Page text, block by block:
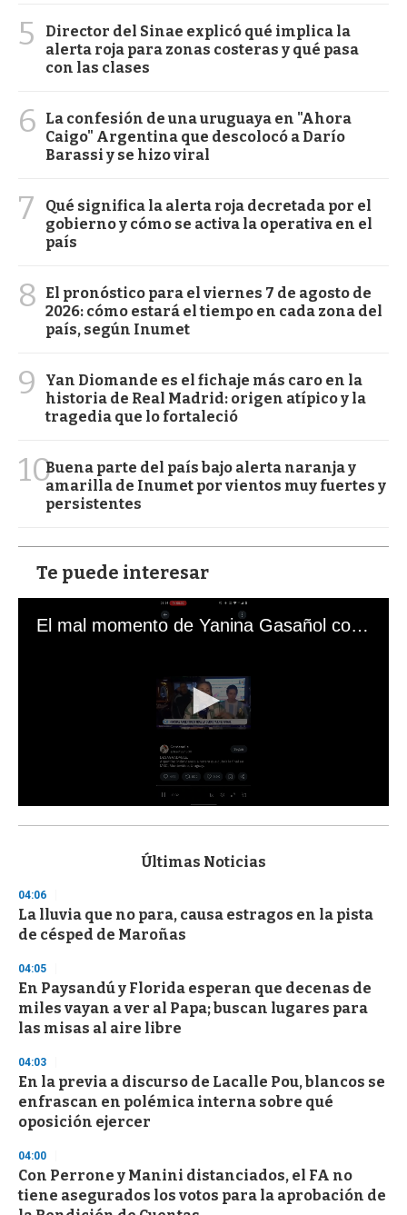
5
Director del Sinae explicó qué implica la
alerta roja para zonas costeras y qué pasa
con las clases
6
La confesión de una uruguaya en "Ahora
Caigo" Argentina que descolocó a Darío
Barassi y se hizo viral
7
Qué significa la alerta roja decretada por el
gobierno y cómo se activa la operativa en el
país
8
El pronóstico para el viernes 7 de agosto de
2026: cómo estará el tiempo en cada zona del
país, según Inumet
9
Yan Diomande es el fichaje más caro en la
historia de Real Madrid: origen atípico y la
tragedia que lo fortaleció
10Buena parte del país bajo alerta naranja y
amarilla de Inumet por vientos muy fuertes y
persistentes
Te puede interesar
El mal momento de Yanina Gasañol con un hincha argentino en "Subrayado"
s
d
s
o
f
3
s
e
c
o
d
s
Últimas Noticias
04:06
La lluvia que no para, causa estragos en la pista
de césped de Maroñas
04:05
En Paysandú y Florida esperan que decenas de
miles vayan a ver al Papa; buscan lugares para
las misas al aire libre
04:03
En la previa a discurso de Lacalle Pou, blancos se
enfrascan en polémica interna sobre qué
oposición ejercer
04:00
Con Perrone y Manini distanciados, el FA no
tiene asegurados los votos para la aprobación de